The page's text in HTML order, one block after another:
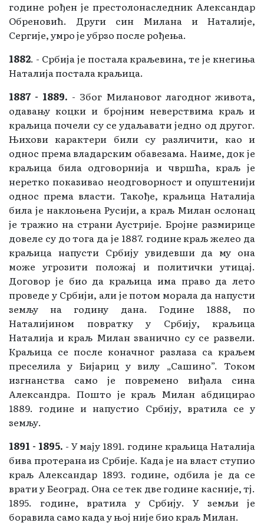
године рођен је престолонаследник Александар
Обреновић. Други син Милана и Наталије,
Сергије, умро је убрзо после рођења.
1882. - Србија је постала краљевина, те је кнегиња
Наталија постала краљица.
1887 - 1889. - Због Милановог лагодног живота,
одавању коцки и бројним неверствима краљ и
краљица почели су се удаљавати једно од другог.
Њихови карактери били су различити, као и
однос према владарским обавезама. Наиме, док је
краљица била одговорнија и чвршћа, краљ је
неретко показивао неодговорност и опуштенији
однос према власти. Такође, краљица Наталија
била је наклоњена Русији, а краљ Милан ослонац
је тражио на страни Аустрије. Бројне размирице
довеле су до тога да је 1887. године краљ желео да
краљица напусти Србију увидевши да му она
може угрозити положај и политички утицај.
Договор је био да краљица има право да лето
проведе у Србији, али је потом морала да напусти
земљу на годину дана. Године 1888, по
Наталијином повратку у Србију, краљица
Наталија и краљ Милан званично су се развели.
Краљица се после коначног разлаза са краљем
преселила у Бијариц у вилу „Сашино”. Током
изгнанства само је повремено виђала сина
Александра. Пошто је краљ Милан абдицирао
1889. године и напустио Србију, вратила се у
земљу.
1891 - 1895. - У мају 1891. године краљица Наталија
бива протерана из Србије. Када је на власт ступио
краљ Александар 1893. године, одбила је да се
врати у Београд. Она се тек две године касније, тј.
1895. године, вратила у Србију. У земљи је
боравила само када у њој није био краљ Милан.